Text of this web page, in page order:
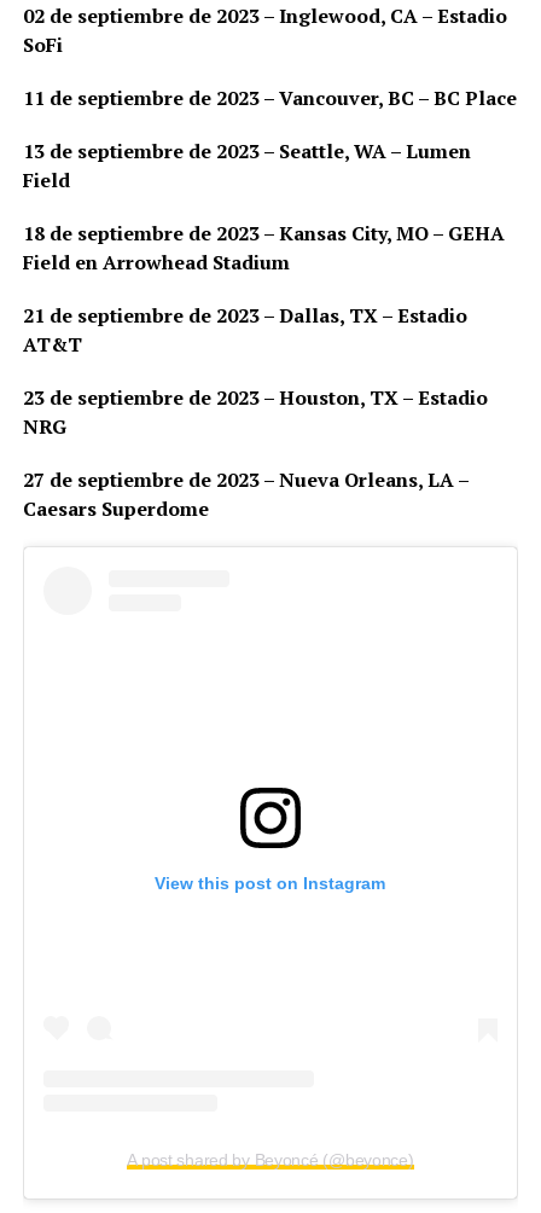
02 de septiembre de 2023 – Inglewood, CA – Estadio
SoFi
11 de septiembre de 2023 – Vancouver, BC – BC Place
13 de septiembre de 2023 – Seattle, WA – Lumen
Field
18 de septiembre de 2023 – Kansas City, MO – GEHA
Field en Arrowhead Stadium
21 de septiembre de 2023 – Dallas, TX – Estadio
AT&T
23 de septiembre de 2023 – Houston, TX – Estadio
NRG
27 de septiembre de 2023 – Nueva Orleans, LA –
Caesars Superdome
View this post on Instagram
A post shared by Beyoncé (@beyonce)